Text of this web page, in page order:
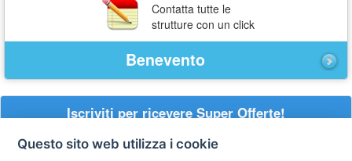
Contatta tutte le
strutture con un click
Benevento
Iscriviti per ricevere Super Offerte!
Questo sito web utilizza i cookie